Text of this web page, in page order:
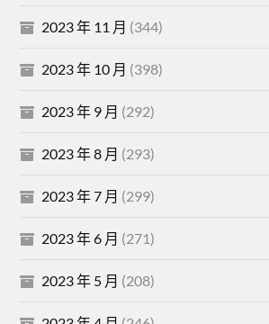
2023 年 11 月 (344)
2023 年 10 月 (398)
2023 年 9 月 (292)
2023 年 8 月 (293)
2023 年 7 月 (299)
2023 年 6 月 (271)
2023 年 5 月 (208)